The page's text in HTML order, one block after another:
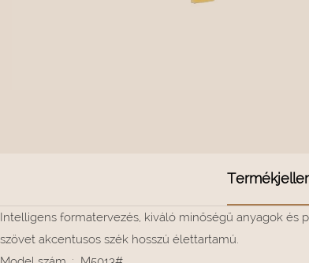
Intelligens formatervezés, kiváló minőségű anyagok és
szövet akcentusos szék hosszú élettartamú.